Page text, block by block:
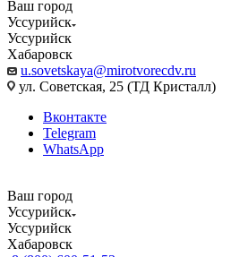
Ваш город
Уссурийск
Уссурийск
Хабаровск
u.sovetskaya@mirotvorecdv.ru
ул. Советская, 25 (ТД Кристалл)
Вконтакте
Telegram
WhatsApp
Ваш город
Уссурийск
Уссурийск
Хабаровск